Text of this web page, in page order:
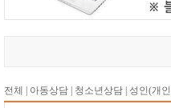
전체 아동상담 청소년상담 성인(개